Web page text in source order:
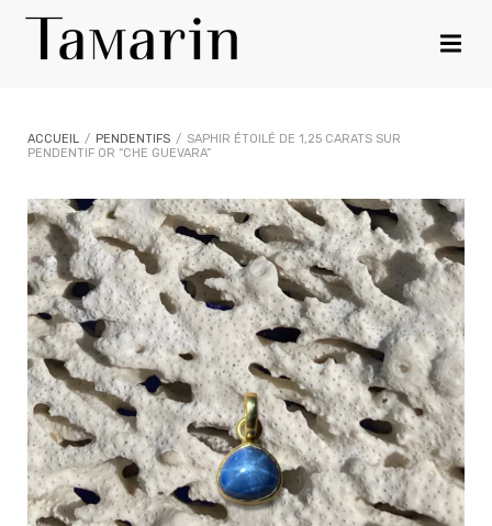
ACCUEIL / PENDENTIFS / SAPHIR ÉTOILÉ DE 1,25 CARATS SUR
PENDENTIF OR “CHE GUEVARA”